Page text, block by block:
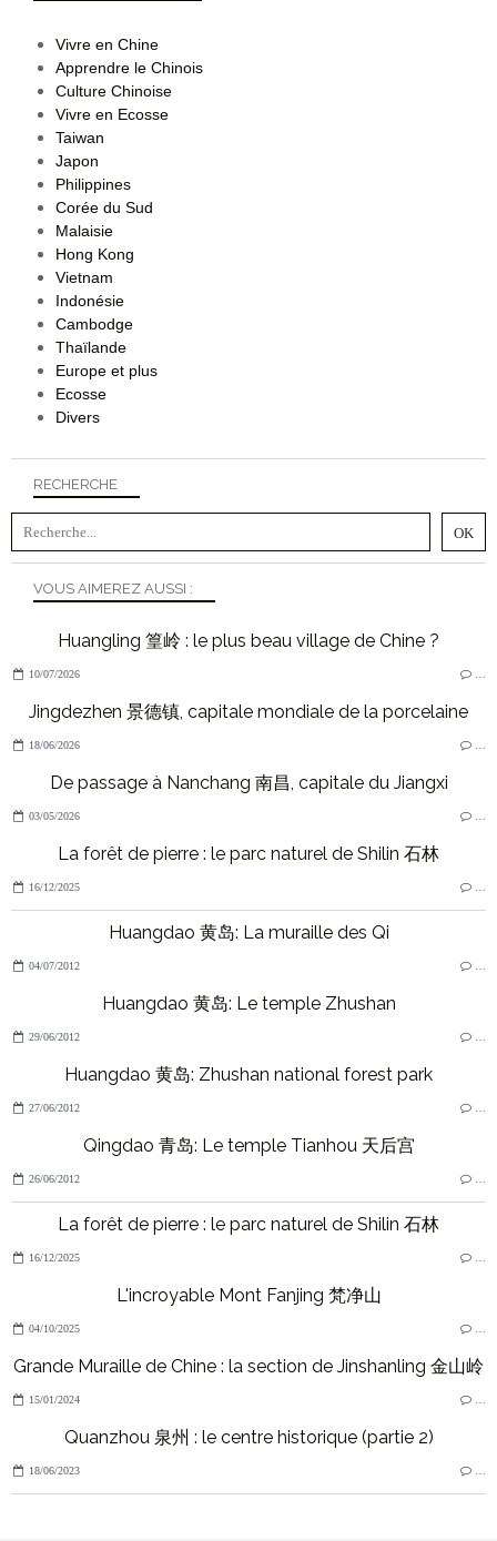
RECHERCHE
VOUS AIMEREZ AUSSI :
Huangling 篁岭 : le plus beau village de Chine ?
10/07/2026
Jingdezhen 景德镇, capitale mondiale de la porcelaine
18/06/2026
De passage à Nanchang 南昌, capitale du Jiangxi
03/05/2026
La forêt de pierre : le parc naturel de Shilin 石林
16/12/2025
Huangdao 黄岛: La muraille des Qi
04/07/2012
Huangdao 黄岛: Le temple Zhushan
29/06/2012
Huangdao 黄岛: Zhushan national forest park
27/06/2012
Qingdao 青岛: Le temple Tianhou 天后宫
26/06/2012
La forêt de pierre : le parc naturel de Shilin 石林
16/12/2025
L'incroyable Mont Fanjing 梵净山
04/10/2025
Grande Muraille de Chine : la section de Jinshanling 金山岭
15/01/2024
Quanzhou 泉州 : le centre historique (partie 2)
18/06/2023
Vivre en Chine
Apprendre le Chinois
Culture Chinoise
Vivre en Ecosse
Taiwan
Japon
Philippines
Corée du Sud
Malaisie
Hong Kong
Vietnam
Indonésie
Cambodge
Thaïlande
Europe et plus
Ecosse
Divers